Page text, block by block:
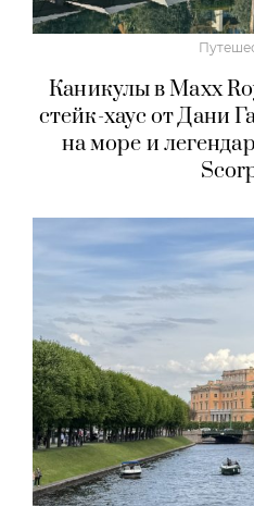
Каникулы в Maxx
стейк-хаус от Дани
на море и